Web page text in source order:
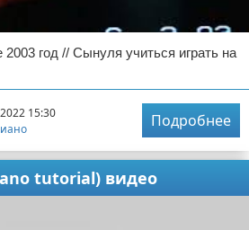
год // Сынуля учиться играть на
15:30
Подробнее
tutorial) видео